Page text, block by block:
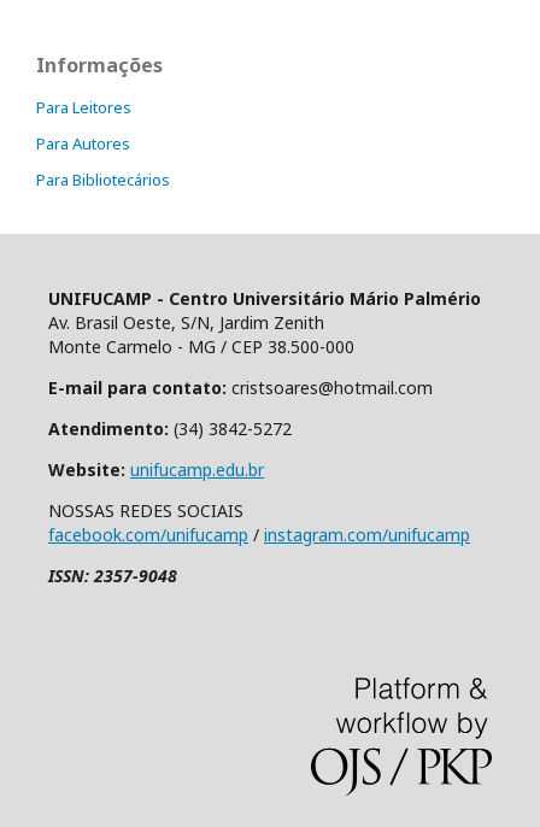
Informações
Para Leitores
Para Autores
Para Bibliotecários
UNIFUCAMP - Centro Universitário Mário Palmério
Av. Brasil Oeste, S/N, Jardim Zenith
Monte Carmelo - MG / CEP 38.500-000
E-mail para contato: cristsoares@hotmail.com
Atendimento: (34) 3842-5272
Website: unifucamp.edu.br
NOSSAS REDES SOCIAIS
facebook.com/unifucamp / instagram.com/unifucamp
ISSN: 2357-9048